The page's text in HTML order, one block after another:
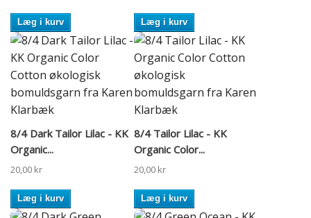
Læg i kurv Læg i kurv
8/4 Dark Tailor Lilac - KK
Organic...
20,00 kr
Læg i kurv
8/4 Tailor Lilac - KK
Organic Color...
20,00 kr
Læg i kurv